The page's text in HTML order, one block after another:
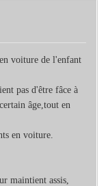
voiture de l'enfant
pas d'être fâce à
âge,tout en
en voiture.
maintient assis,